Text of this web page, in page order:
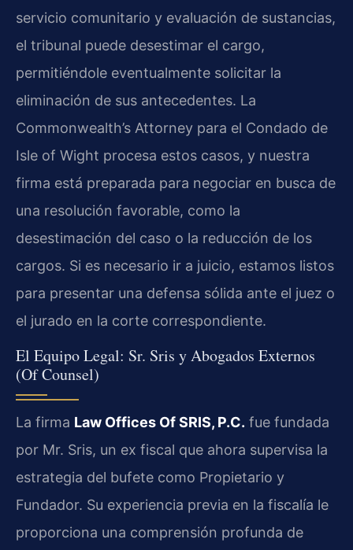
servicio comunitario y evaluación de sustancias,
el tribunal puede desestimar el cargo,
permitiéndole eventualmente solicitar la
eliminación de sus antecedentes. La
Commonwealth’s Attorney para el Condado de
Isle of Wight procesa estos casos, y nuestra
firma está preparada para negociar en busca de
una resolución favorable, como la
desestimación del caso o la reducción de los
cargos. Si es necesario ir a juicio, estamos listos
para presentar una defensa sólida ante el juez o
el jurado en la corte correspondiente.
El Equipo Legal: Sr. Sris y Abogados Externos
(Of Counsel)
La firma Law Offices Of SRIS, P.C. fue fundada
por Mr. Sris, un ex fiscal que ahora supervisa la
estrategia del bufete como Propietario y
Fundador. Su experiencia previa en la fiscalía le
proporciona una comprensión profunda de